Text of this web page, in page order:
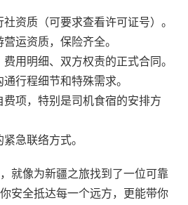
资质（可要求查看许可证号）。
运资质，保险齐全。
用明细、双方权责的正式合同。
行程细节和特殊需求。
项，特别是司机食宿的安排方
急联络方式。
就像为新疆之旅找到了一位可靠
安全抵达每一个远方，更能带你